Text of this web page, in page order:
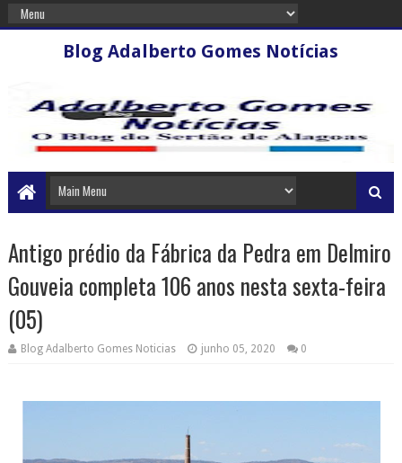
Blog Adalberto Gomes Notícias
Antigo prédio da Fábrica da Pedra em Delmiro
Gouveia completa 106 anos nesta sexta-feira
(05)
Blog Adalberto Gomes Noticias junho 05, 2020 0